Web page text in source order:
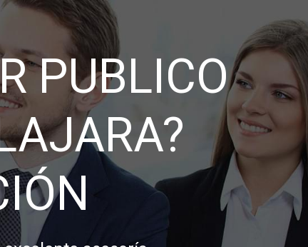
asesoría
en nuestro
aspiraciones